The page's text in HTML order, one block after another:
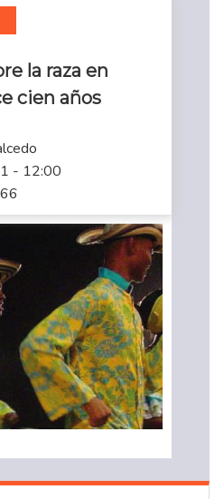
la raza en
cien años
- 12:00